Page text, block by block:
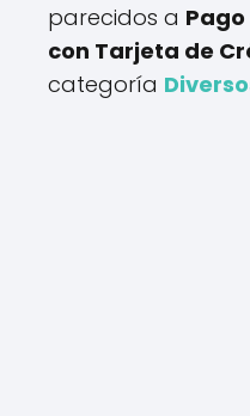
parecidos a
con Tarjeta de
categoría